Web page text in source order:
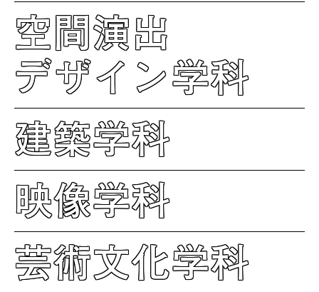
空間演出
デザイン学科
建築学科
映像学科
芸術文化学科